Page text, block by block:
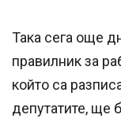
Така сега още
правилник за
който са
депутатите, ще